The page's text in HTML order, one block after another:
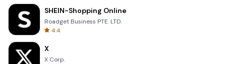
SHEIN-Shopping Online
Roadget Business PTE. LTD.
4.4
X
X Corp.